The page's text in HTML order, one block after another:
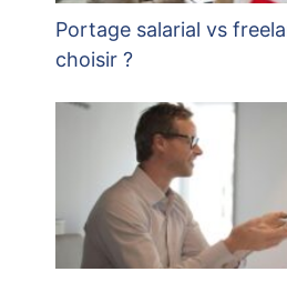
Portage salarial vs
choisir ?